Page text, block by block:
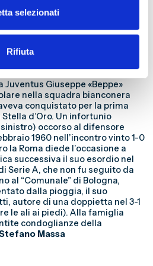
selezionati
Rifiuta
fino all’indomani della
quando, avendo raccolto il
l’allenatore inglese Jesse
Giuseppe «Beppe»
nella squadra bianconera
conquistato per la prima
d’Oro. Un infortunio
occorso al difensore
1960 nell’incontro vinto 1-0
la Roma diede l’occasione a
successiva il suo esordio nel
Serie A, che non fu seguito da
al “Comunale” di Bologna,
dalla pioggia, il suo
autore di una doppietta nel 3-1
le ali ai piedi). Alla famiglia
condoglianze della
Massa